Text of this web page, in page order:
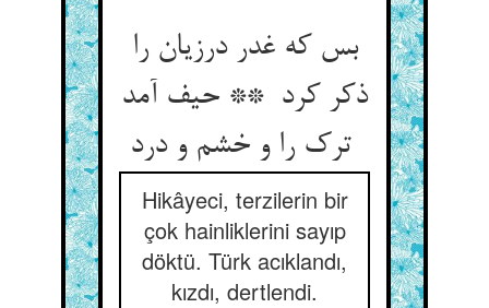
بس که غدر درزیان را
ذکر کرد ** حیف آمد
ترک را و خشم و درد
Hikâyeci, terzilerin bir
çok hainliklerini sayıp
döktü. Türk acıklandı,
kızdı, dertlendi.